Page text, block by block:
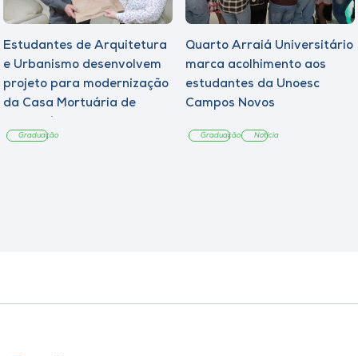
Estudantes de Arquitetura
e Urbanismo desenvolvem
projeto para modernização
da Casa Mortuária de
Graduação
Quarto Arraiá Universitário
marca acolhimento aos
estudantes da Unoesc
Campos Novos
Graduação Notícia